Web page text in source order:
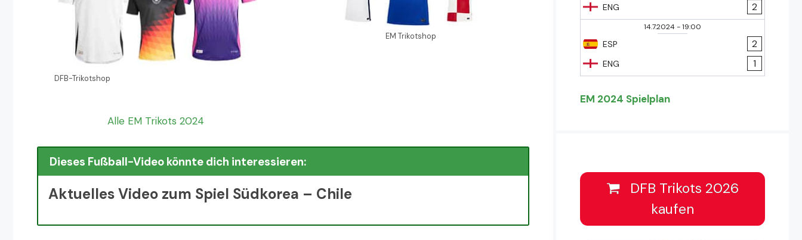
DFB-Trikotshop
Alle EM Trikots 2024
EM Trikotshop
Dieses Fußball-Video könnte dich interessieren:
Aktuelles Video zum Spiel Südkorea – Chile
ENG
2
14.7.2024-19:00
ESP
ENG
2
1
EM 2024 Spielplan
DFB Trikots 2026
kaufen